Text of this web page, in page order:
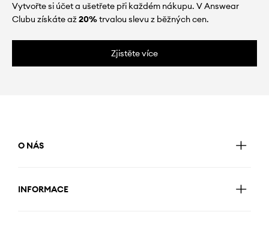
Vytvořte si účet a ušetřete při každém nákupu. V Answear
Clubu získáte až20%trvalou slevu z běžných cen.
Zjistěte více
O NÁS
INFORMACE